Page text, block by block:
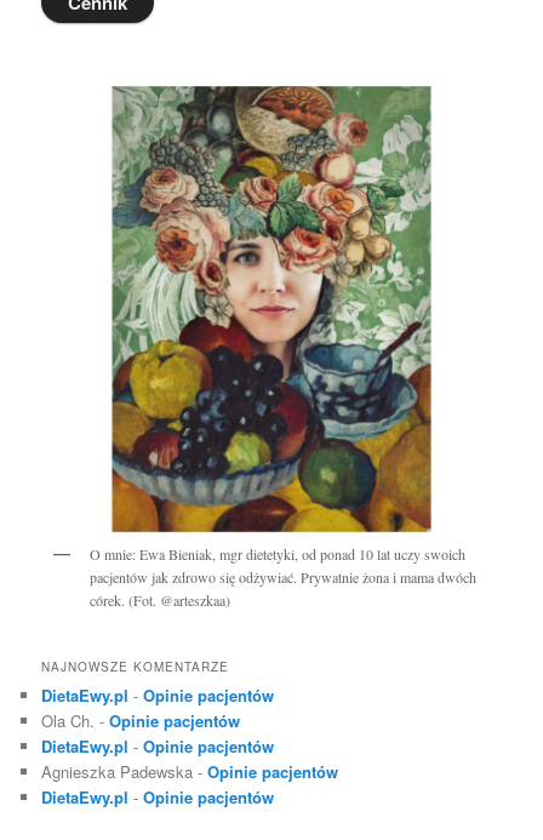
O mnie: Ewa Bieniak, mgr dietetyki, od ponad 10 lat uczy swoich
pacjentów jak zdrowo się odżywiać. Prywatnie żona i mama dwóch
córek. (Fot. @arteszkaa)
NAJNOWSZE KOMENTARZE
DietaEwy.pl -Opinie pacjentów
Ola Ch. -Opinie pacjentów
DietaEwy.pl -Opinie pacjentów
Agnieszka Padewska -Opinie pacjentów
DietaEwy.pl -Opinie pacjentów